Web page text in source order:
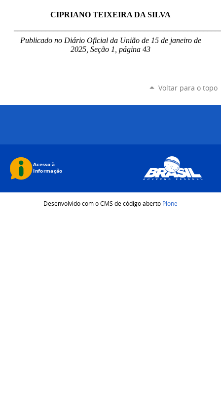
CIPRIANO TEIXEIRA DA SILVA
Publicado no Diário Oficial da União de 15 de janeirode
2025, Seção 1, página 43
Voltar para o topo
Desenvolvido com o CMS de código aberto Plone